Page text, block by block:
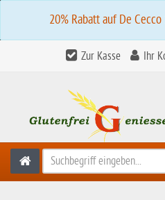
20% Rabatt auf De
Zur Kasse Ihr